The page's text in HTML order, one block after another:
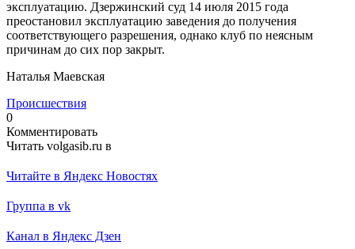
эксплуатацию. Дзержинский суд 14 июля 2015 года
преостановил эксплуатацию заведения до получения
соответствующего разрешения, однако клуб по неясным
причинам до сих пор закрыт.
Наталья Маевская
Происшествия
0
Комментировать
Читать volgasib.ru в
Читайте в Яндекс Новостях
Группа в vk
Канал в Яндекс Дзен